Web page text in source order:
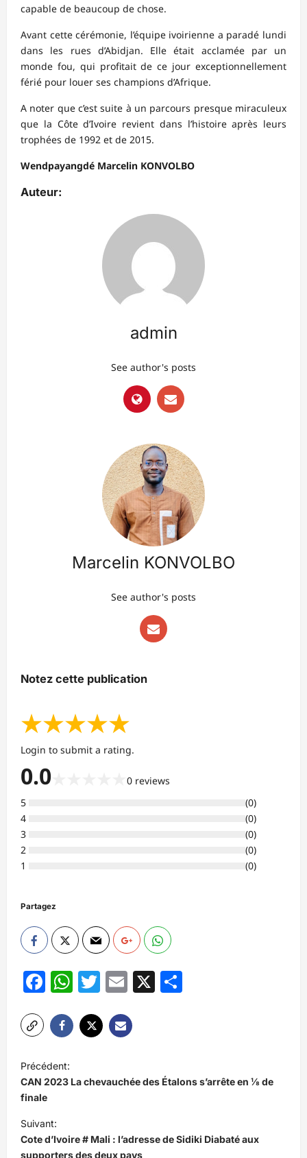
capable de beaucoup de chose.
Avant cette cérémonie, l’équipe ivoirienne a paradé lundi
dans les rues d’Abidjan. Elle était acclamée par un
monde fou, qui profitait de ce jour exceptionnellement
férié pour louer ses champions d’Afrique.
A noter que c’est suite à un parcours presque miraculeux
que la Côte d’Ivoire revient dans l’histoire après leurs
trophées de 1992 et de 2015.
Wendpayangdé Marcelin KONVOLBO
Auteur:
admin
See author's posts
Marcelin KONVOLBO
See author's posts
Notez cette publication
★★★★★
Login to submit a rating.
0.0 0 reviews
5
(0)
4
(0)
3
(0)
2
(0)
1
(0)
Partagez
Facebook
WhatsApp
Twitter
Email
X
a
v
i
g
Précédent:
CAN 2023 La chevauchée des Étalons s’arrête en ⅛ de
finale
Suivant:
Cote d’Ivoire # Mali : l’adresse de Sidiki Diabaté aux
supporters des deux pays